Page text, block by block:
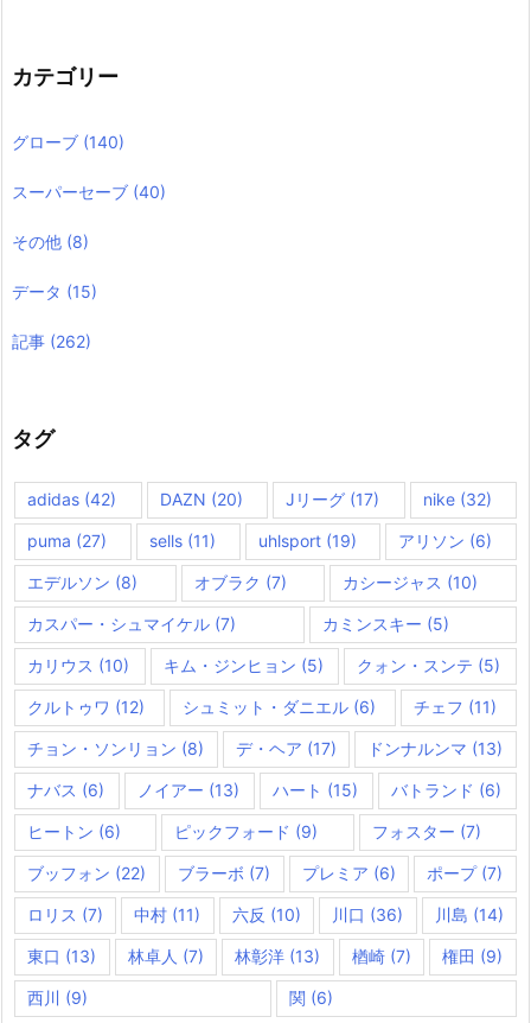
カテゴリー
グローブ (140)
スーパーセーブ (40)
その他 (8)
データ (15)
記事 (262)
タグ
adidas (42) DAZN (20) Jリーグ (17) nike(32)
puma (27) sells(11) uhlsport(19) アリソン (6)
エデルソン (8) オブラク (7) カシージャス (10)
カスパー・シュマイケル (7) カミンスキー (5)
カリウス (10) キム・ジンヒョン (5) クォン・スンテ (5)
クルトゥワ (12) シュミット・ダニエル (6) チェフ (11)
チョン・ソンリョン (8) デ・ヘア (17) ドンナルンマ (13)
ナバス (6) ノイアー (13) ハート (15) バトランド (6)
ヒートン (6) ピックフォード (9) フォスター (7)
ブッフォン (22) ブラーボ (7) プレミア (6) ポープ(7)
ロリス (7) 中村 (11) 六反 (10) 川口 (36) 川島 (14)
東口 (13) 林卓人 (7) 林彰洋 (13) 楢崎(7) 権田 (9)
西川 (9) 関 (6)